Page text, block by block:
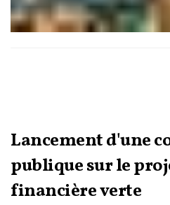
Lancement d'une
publique sur le
financière verte